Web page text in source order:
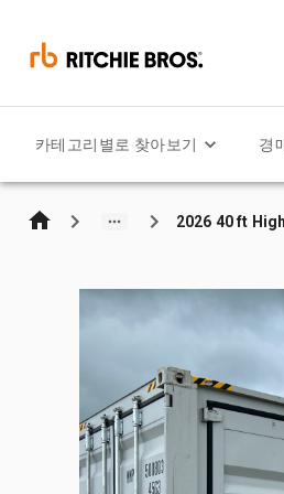
카테고리별로 찾아보기 경
2026 40 ft